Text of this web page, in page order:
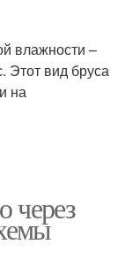
влажности –
Этот вид бруса
на
через